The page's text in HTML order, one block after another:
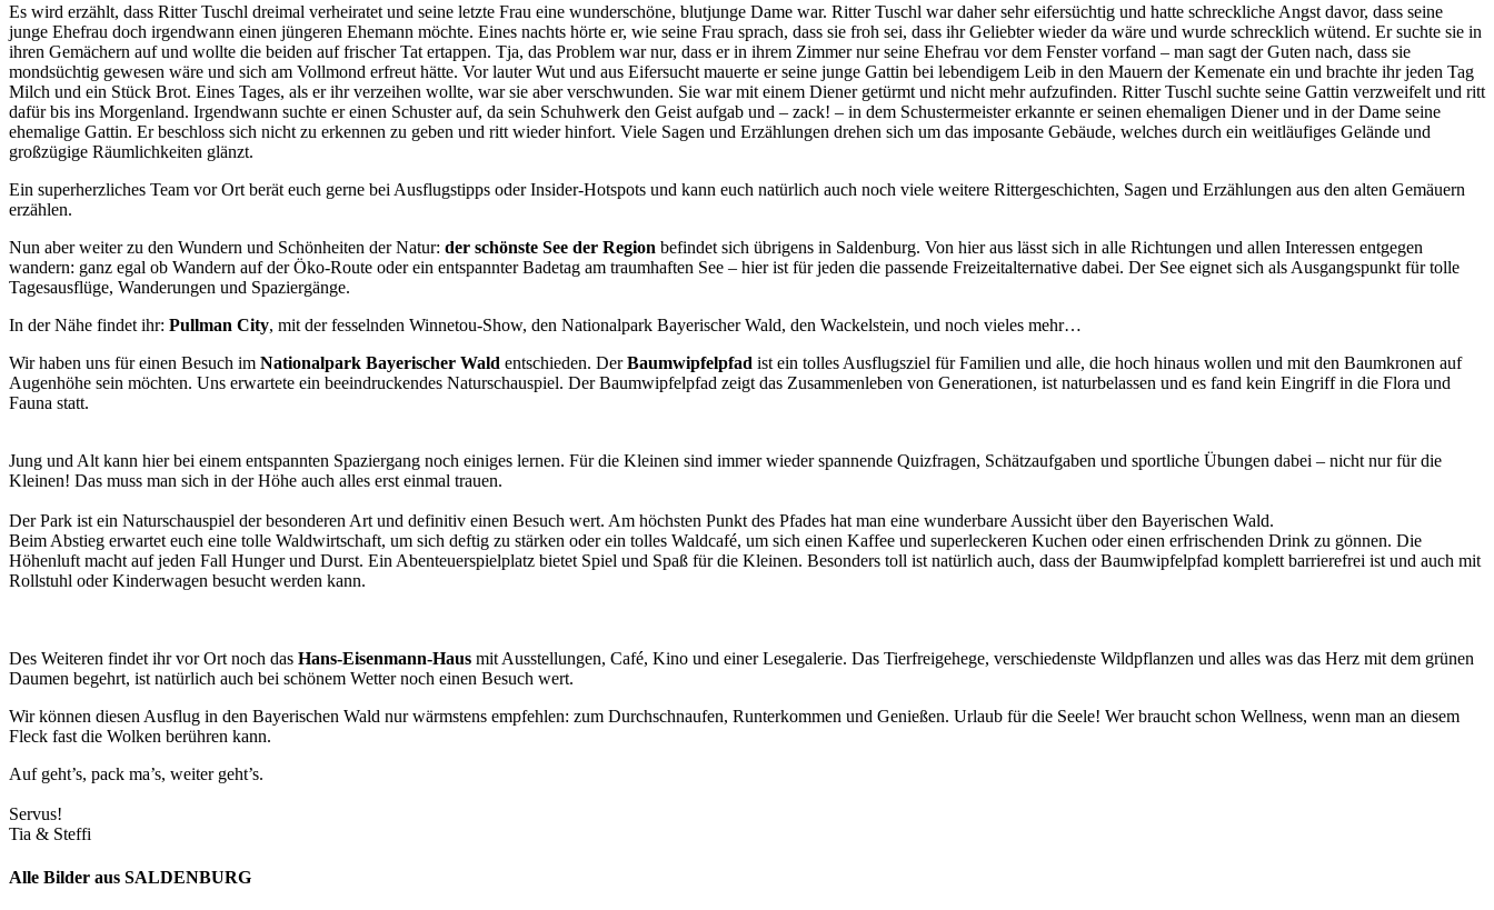
Es wird erzählt, dass Ritter Tuschl dreimal verheiratet und seine letzte Frau eine wunderschöne, blutjunge Dame war. Ritter Tuschl war daher sehr eifersüchtig und hatte schreckliche Angst davor, dass seine
junge Ehefrau doch irgendwann einen jüngeren Ehemann möchte. Eines nachts hörte er, wie seine Frau sprach, dass sie froh sei, dass ihr Geliebter wieder da wäre und wurde schrecklich wütend. Er suchte sie in
ihren Gemächern auf und wollte die beiden auf frischer Tat ertappen. Tja, das Problem war nur, dass er in ihrem Zimmer nur seine Ehefrau vor dem Fenster vorfand – man sagt der Guten nach, dass sie
mondsüchtig gewesen wäre und sich am Vollmond erfreut hätte. Vor lauter Wut und aus Eifersucht mauerte er seine junge Gattin bei lebendigem Leib in den Mauern der Kemenate ein und brachte ihr jeden Tag
Milch und ein Stück Brot. Eines Tages, als er ihr verzeihen wollte, war sie aber verschwunden. Sie war mit einem Diener getürmt und nicht mehr aufzufinden. Ritter Tuschl suchte seine Gattin verzweifelt und ritt
dafür bis ins Morgenland. Irgendwann suchte er einen Schuster auf, da sein Schuhwerk den Geist aufgab und – zack! – in dem Schustermeister erkannte er seinen ehemaligen Diener und in der Dame seine
ehemalige Gattin. Er beschloss sich nicht zu erkennen zu geben und ritt wieder hinfort. Viele Sagen und Erzählungen drehen sich um das imposante Gebäude, welches durch ein weitläufiges Gelände und
großzügige Räumlichkeiten glänzt.
Ein superherzliches Team vor Ort berät euch gerne bei Ausflugstipps oder Insider-Hotspots und kann euch natürlich auch noch viele weitere Rittergeschichten, Sagen und Erzählungen aus den alten Gemäuern
erzählen.
Nun aber weiter zu den Wundern und Schönheiten der Natur: der schönste See der Region befindet sich übrigens in Saldenburg. Von hier aus lässt sich in alle Richtungen und allen Interessen entgegen
wandern: ganz egal ob Wandern auf der Öko-Route oder ein entspannter Badetag am traumhaften See – hier ist für jeden die passende Freizeitalternative dabei. Der See eignet sich als Ausgangspunkt für tolle
Tagesausflüge, Wanderungen und Spaziergänge.
In der Nähe findet ihr: Pullman City, mit der fesselnden Winnetou-Show, den Nationalpark Bayerischer Wald, den Wackelstein, und noch vieles mehr…
Wir haben uns für einen Besuch im Nationalpark Bayerischer Wald entschieden. DerBaumwipfelpfad ist ein tolles Ausflugsziel für Familien und alle, die hoch hinaus wollen und mit den Baumkronen auf
Augenhöhe sein möchten. Uns erwartete ein beeindruckendes Naturschauspiel. Der Baumwipfelpfad zeigt das Zusammenleben von Generationen, ist naturbelassen und es fand kein Eingriff in die Flora und
Fauna statt.
Jung und Alt kann hier bei einem entspannten Spaziergang noch einiges lernen. Für die Kleinen sind immer wieder spannende Quizfragen, Schätzaufgaben und sportliche Übungen dabei – nicht nur für die
Kleinen! Das muss man sich in der Höhe auch alles erst einmal trauen.
Der Park ist ein Naturschauspiel der besonderen Art und definitiv einen Besuch wert. Am höchsten Punkt des Pfades hat man eine wunderbare Aussicht über den Bayerischen Wald.
Beim Abstieg erwartet euch eine tolle Waldwirtschaft, um sich deftig zu stärken oder ein tolles Waldcafé, um sich einen Kaffee und superleckeren Kuchen oder einen erfrischenden Drink zu gönnen. Die
Höhenluft macht auf jeden Fall Hunger und Durst. Ein Abenteuerspielplatz bietet Spiel und Spaß für die Kleinen. Besonders toll ist natürlich auch, dass der Baumwipfelpfad komplett barrierefrei ist und auch mit
Rollstuhl oder Kinderwagen besucht werden kann.
Des Weiteren findet ihr vor Ort noch das Hans-Eisenmann-Haus mit Ausstellungen, Café, Kino und einer Lesegalerie. Das Tierfreigehege, verschiedenste Wildpflanzen und alles was das Herz mit dem grünen
Daumen begehrt, ist natürlich auch bei schönem Wetter noch einen Besuch wert.
Wir können diesen Ausflug in den Bayerischen Wald nur wärmstens empfehlen: zum Durchschnaufen, Runterkommen und Genießen. Urlaub für die Seele! Wer braucht schon Wellness, wenn man an diesem
Fleck fast die Wolken berühren kann.
Auf geht’s, pack ma’s, weiter geht’s.
Servus!
Tia & Steffi
Alle Bilder aus SALDENBURG